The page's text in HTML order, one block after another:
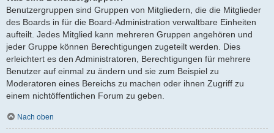
Benutzergruppen sind Gruppen von Mitgliedern, die die Mitglieder
des Boards in für die Board-Administration verwaltbare Einheiten
aufteilt. Jedes Mitglied kann mehreren Gruppen angehören und
jeder Gruppe können Berechtigungen zugeteilt werden. Dies
erleichtert es den Administratoren, Berechtigungen für mehrere
Benutzer auf einmal zu ändern und sie zum Beispiel zu
Moderatoren eines Bereichs zu machen oder ihnen Zugriff zu
einem nichtöffentlichen Forum zu geben.
Nach oben